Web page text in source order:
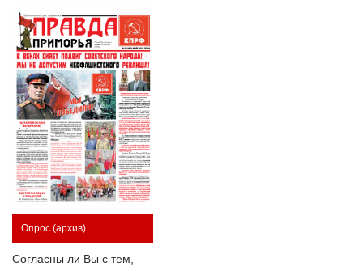
Опрос (архив)
Согласны ли Вы с тем,